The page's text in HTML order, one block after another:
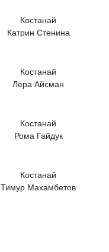
Костанай
Катрин Стенина
Костанай
Лера Айсман
Костанай
Рома Гайдук
Костанай
Тимур Махамбетов